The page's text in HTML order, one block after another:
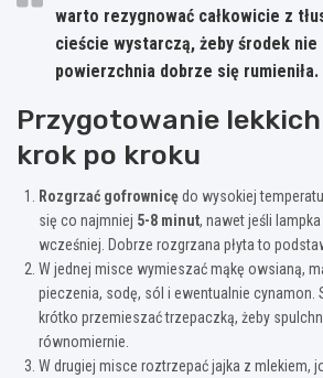
warto rezygnować całkowicie z
cieście wystarczą, żeby środek nie
powierzchnia dobrze się rumieniła.
Przygotowanie
krok po kroku
Rozgrzać gofrownicędo wysokiej
się co najmniej 5-8 minut, nawet jeśli
wcześniej. Dobrze rozgrzana płyta to
W jednej misce wymieszać mąkę owsianą,
pieczenia, sodę, sól i ewentualnie cynamon.
krótko przemieszać trzepaczką, żeby
równomiernie.
W drugiej misce roztrzepać jajka z mlekiem,